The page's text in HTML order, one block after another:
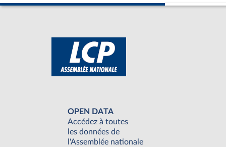
OPEN DATA
Accédez à toutes
les données de
l'Assemblée nationale